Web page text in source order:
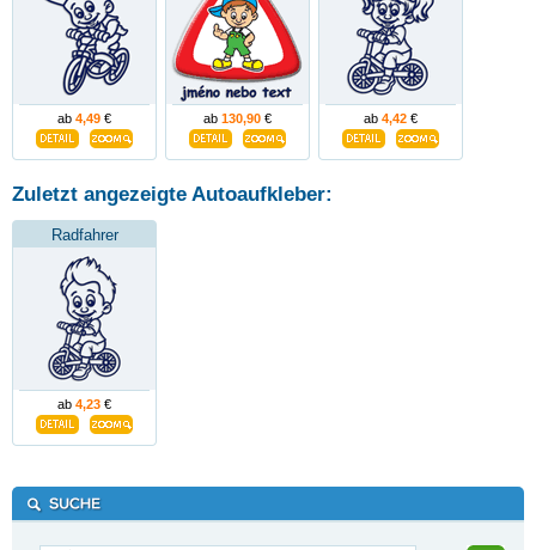
ab 4,49 € ab 130,90 € ab 4,42 €
Zuletzt angezeigte Autoaufkleber:
Radfahrer
ab 4,23 €